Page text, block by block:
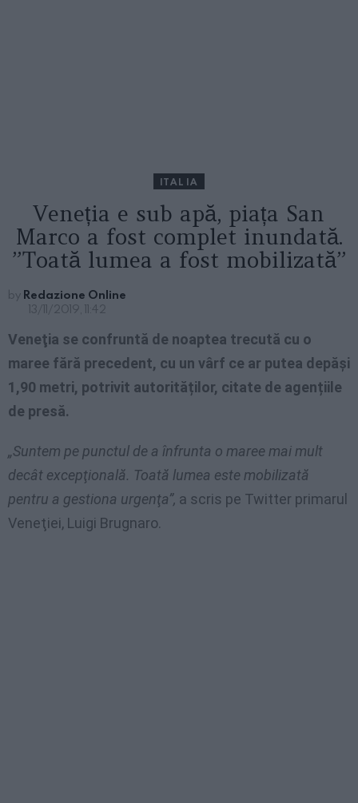
ITALIA
Veneția e sub apă, piața San
Marco a fost complet inundată.
”Toată lumea a fost mobilizată”
by Redazione Online
13/11/2019, 11:42
Veneţia se confruntă de noaptea trecută cu o
maree fără precedent, cu un vârf ce ar putea depăşi
1,90 metri, potrivit autorităților, citate de agențiile
de presă.
„Suntem pe punctul de a înfrunta o maree mai mult
decât excepţională. Toată lumea este mobilizată
pentru a gestiona urgenţa”, a scris pe Twitter primarul
Veneţiei, Luigi Brugnaro.